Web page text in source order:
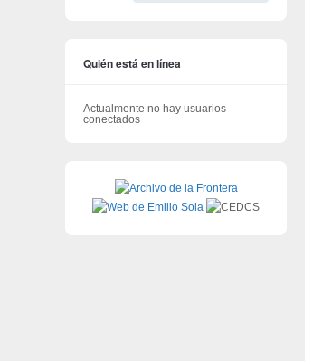
Quién está en línea
Actualmente no hay usuarios
conectados